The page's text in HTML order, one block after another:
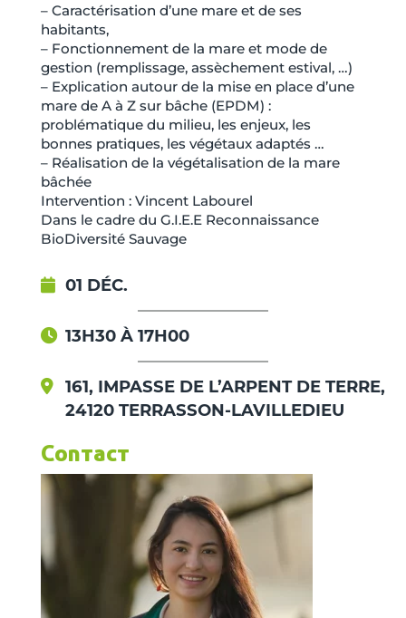
– Caractérisation d’une mare et de ses
habitants,
– Fonctionnement de la mare et mode de
gestion (remplissage, assèchement estival, …)
– Explication autour de la mise en place d’une
mare de A à Z sur bâche (EPDM) :
problématique du milieu, les enjeux, les
bonnes pratiques, les végétaux adaptés …
– Réalisation de la végétalisation de la mare
bâchée
Intervention : Vincent Labourel
Dans le cadre du G.I.E.E Reconnaissance
BioDiversité Sauvage
01 DÉC.
13H30 À 17H00
161, IMPASSE DE L’ARPENT DE TERRE,
24120 TERRASSON-LAVILLEDIEU
Contact